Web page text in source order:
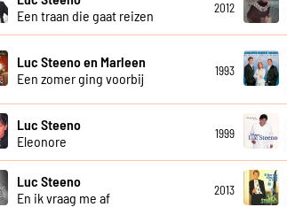
Een traan die gaat reizen
2012
Luc Steeno en Marleen
Een zomer ging voorbij
1993
Luc Steeno
Eleonore
1999
Luc Steeno
En ik vraag me af
2013